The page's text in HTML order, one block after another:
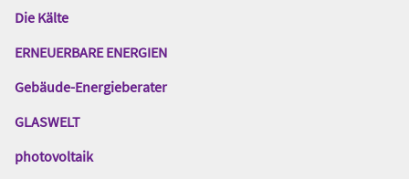
Gentner
Die Kälte
ERNEUERBARE ENERGIEN
Gebäude-Energieberater
GLASWELT
photovoltaik